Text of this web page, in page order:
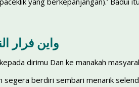
واين فرار
dirimu Dan ke manakah
segera berdiri sembari menarik